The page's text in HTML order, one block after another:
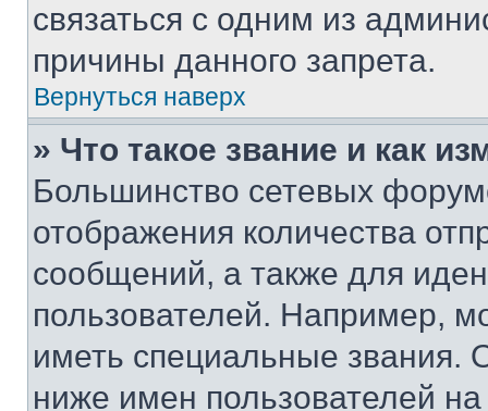
связаться с одним из
причины данного запрета.
Вернуться наверх
» Что такое звание и как
Большинство сетевых
отображения количества
сообщений, а также для
пользователей. Например,
иметь специальные звания.
ниже имен пользователей